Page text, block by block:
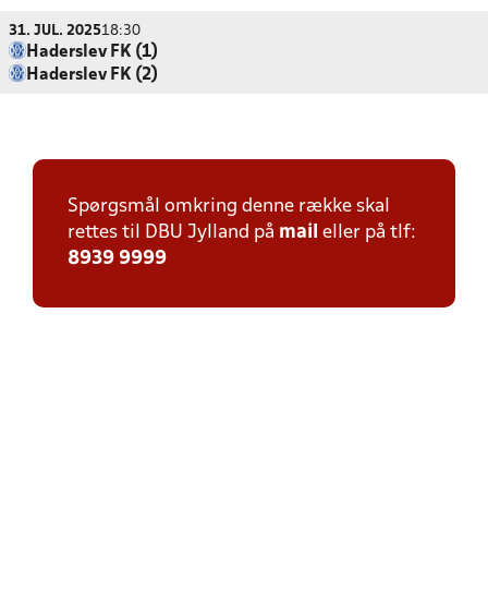
31. JUL. 202518:30
Haderslev FK (1)
Haderslev FK (2)
Spørgsmål omkring denne række skal
rettes til DBU Jylland på mail eller på tlf:
8939 9999